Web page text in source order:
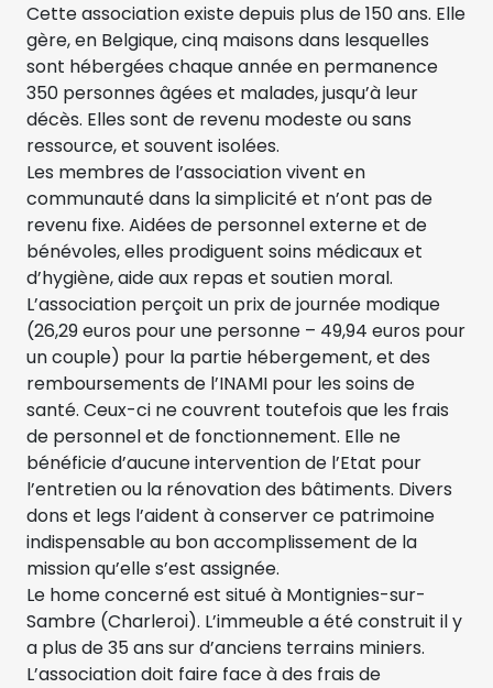
Cette association existe depuis plus de 150 ans. Elle
gère, en Belgique, cinq maisons dans lesquelles
sont hébergées chaque année en permanence
350 personnes âgées et malades, jusqu’à leur
décès. Elles sont de revenu modeste ou sans
ressource, et souvent isolées.
Les membres de l’association vivent en
communauté dans la simplicité et n’ont pas de
revenu fixe. Aidées de personnel externe et de
bénévoles, elles prodiguent soins médicaux et
d’hygiène, aide aux repas et soutien moral.
L’association perçoit un prix de journée modique
(26,29 euros pour une personne – 49,94 euros pour
un couple) pour la partie hébergement, et des
remboursements de l’INAMI pour les soins de
santé. Ceux-ci ne couvrent toutefois que les frais
de personnel et de fonctionnement. Elle ne
bénéficie d’aucune intervention de l’Etat pour
l’entretien ou la rénovation des bâtiments. Divers
dons et legs l’aident à conserver ce patrimoine
indispensable au bon accomplissement de la
mission qu’elle s’est assignée.
Le home concerné est situé à Montignies-sur-
Sambre (Charleroi). L’immeuble a été construit il y
a plus de 35 ans sur d’anciens terrains miniers.
L’association doit faire face à des frais de